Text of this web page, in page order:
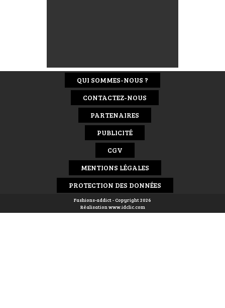
QUI SOMMES-NOUS ?
CONTACTEZ-NOUS
PARTENAIRES
PUBLICITÉ
CGV
MENTIONS LÉGALES
PROTECTION DES DONNÉES
Fashions-addict - Copyright 2026
Réalisation www.idclic.com